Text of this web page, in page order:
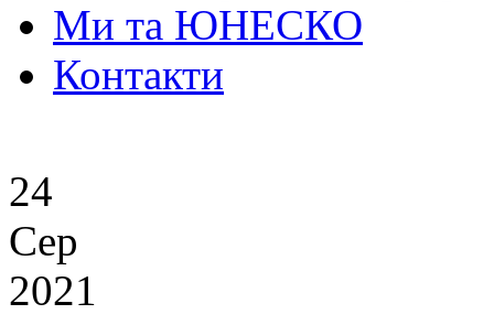
Ми та ЮНЕСКО
Контакти
24
Сер
2021